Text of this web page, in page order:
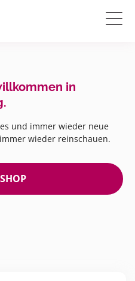
in
und immer wieder neue
wieder reinschauen.